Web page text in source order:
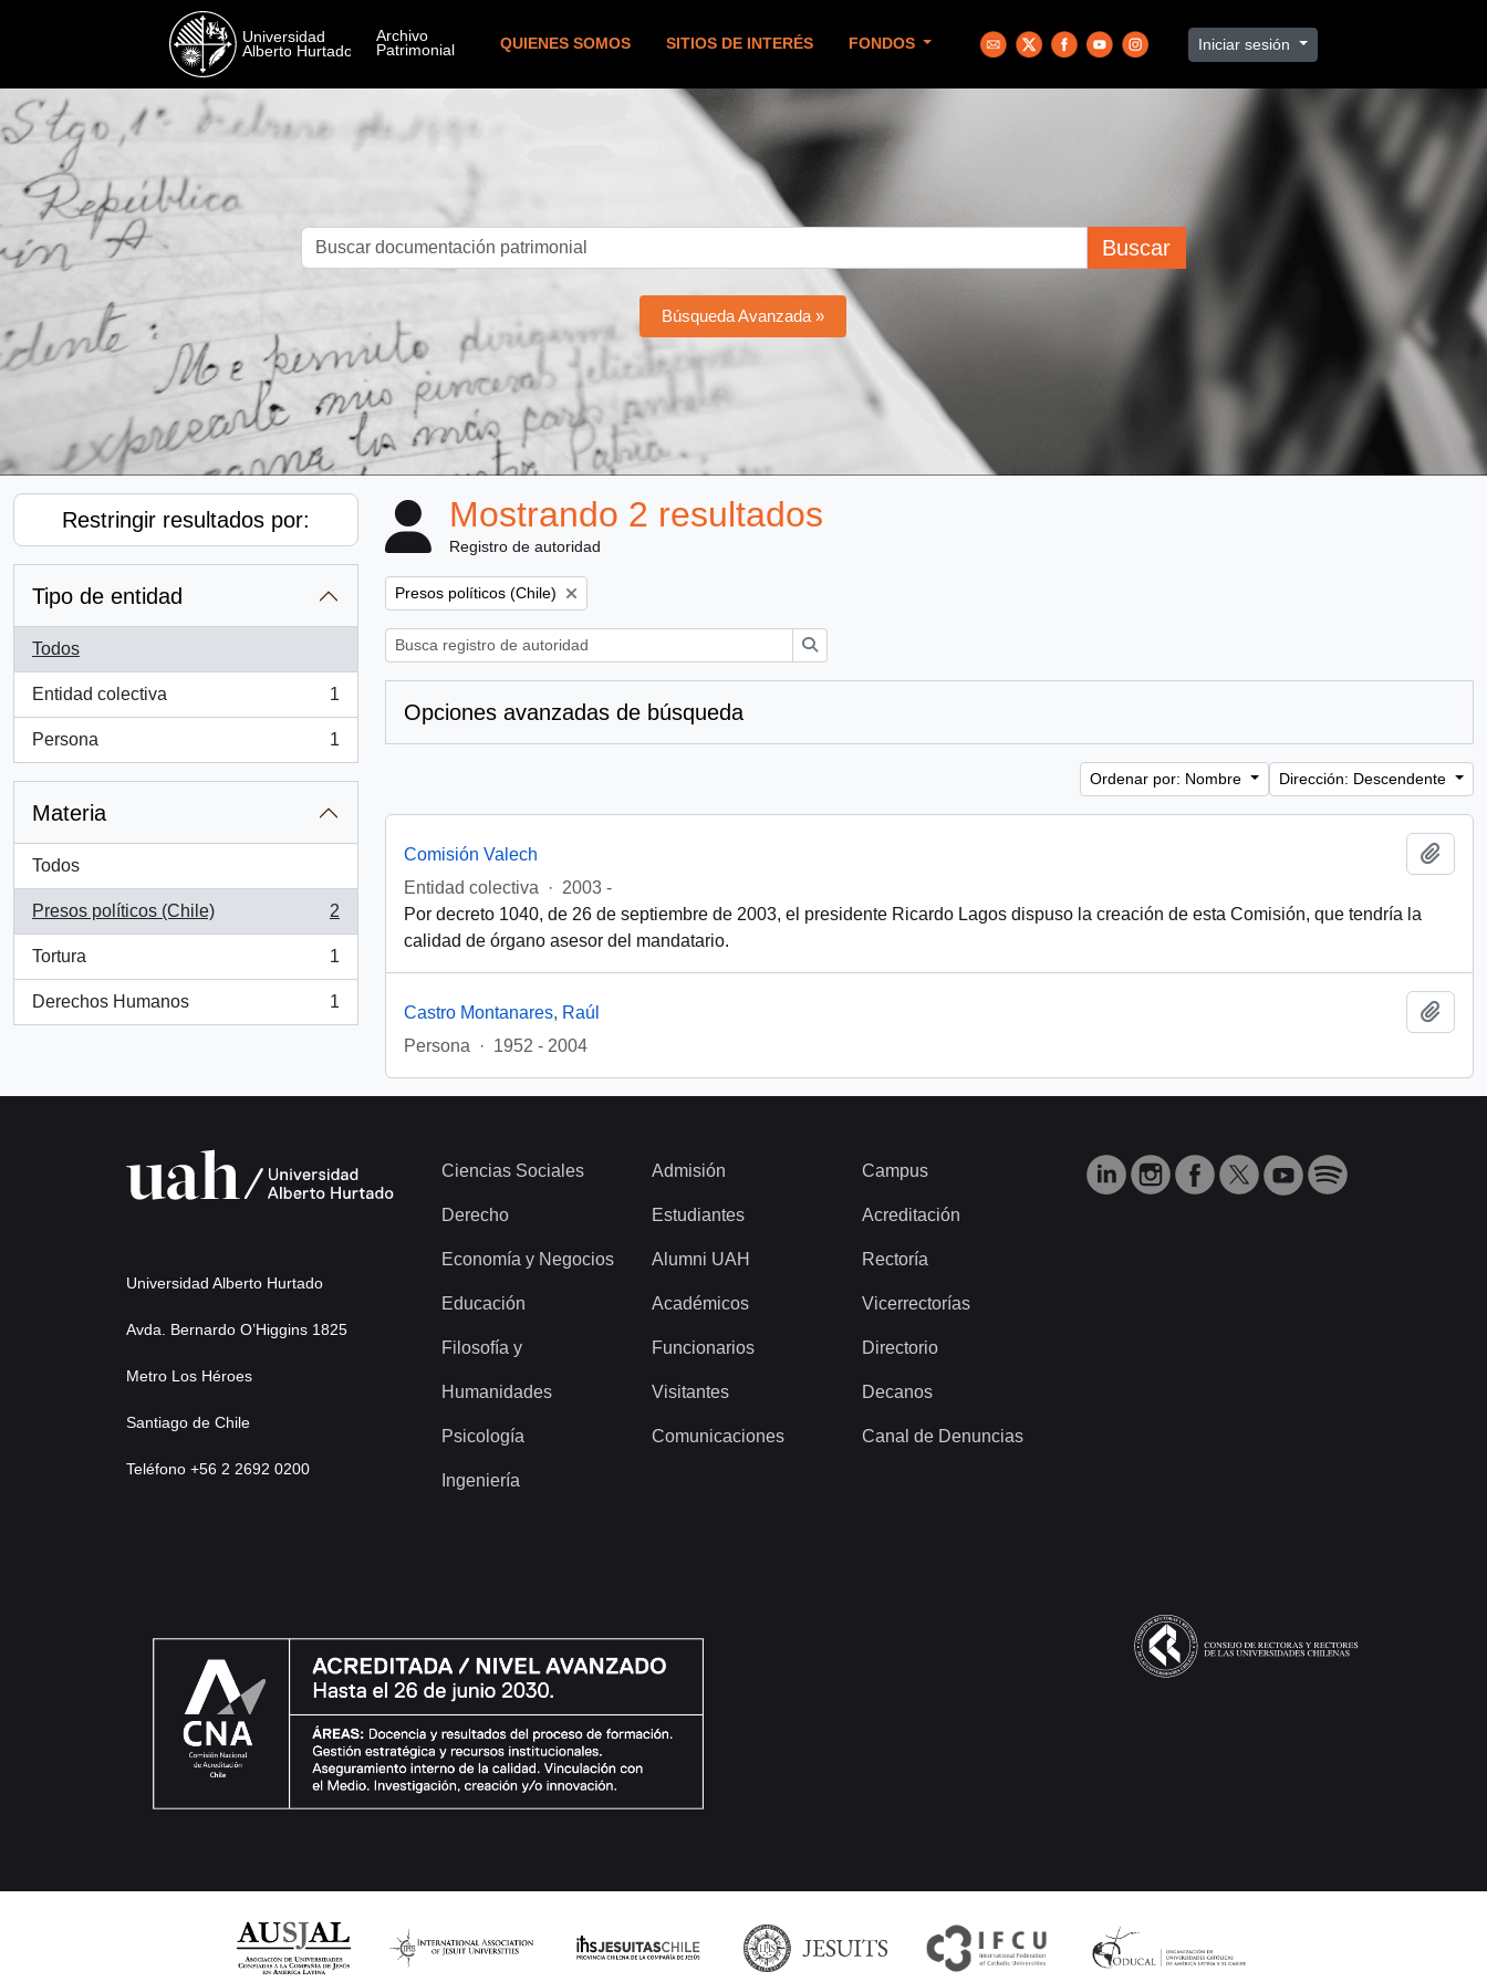
QUIENES SOMOS SITIOS DE INTERÉS FONDOS Iniciar sesión
Buscar
Búsqueda Avanzada »
Restringir resultados por:
Tipo de entidad
Todos
Entidad colectiva
, 1 resultados
1
Persona
, 1 resultados
1
Materia
Todos
Presos políticos (Chile)
, 2 resultados
2
Tortura
, 1 resultados
1
Derechos Humanos
, 1 resultados
1
Mostrando 2 resultados
Registro de autoridad
Remove filter:
Presos políticos (Chile)
Opciones avanzadas de búsqueda
Ordenar por: Nombre Dirección: Descendente
Comisión Valech
Entidad colectiva
· 2003 -
Por decreto 1040, de 26 de septiembre de 2003, el presidente Ricardo Lagos dispuso la creación de esta Comisión, que tendría la
calidad de órgano asesor del mandatario.
Castro Montanares, Raúl
Persona
· 1952 - 2004
Universidad Alberto Hurtado
Avda. Bernardo O’Higgins 1825
Metro Los Héroes
Santiago de Chile
Teléfono +56 2 2692 0200
Ciencias Sociales
Derecho
Economía y Negocios
Educación
Filosofía y
Humanidades
Psicología
Ingeniería
Admisión
Estudiantes
Alumni UAH
Académicos
Funcionarios
Visitantes
Comunicaciones
Campus
Acreditación
Rectoría
Vicerrectorías
Directorio
Decanos
Canal de Denuncias